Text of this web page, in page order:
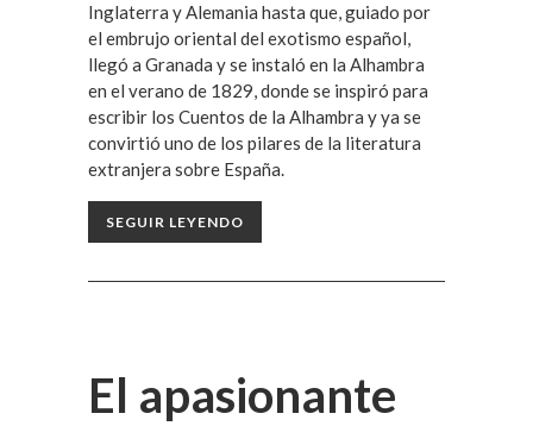
Inglaterra y Alemania hasta que, guiado por
el embrujo oriental del exotismo español,
llegó a Granada y se instaló en la Alhambra
en el verano de 1829, donde se inspiró para
escribir los Cuentos de la Alhambra y ya se
convirtió uno de los pilares de la literatura
extranjera sobre España.
SEGUIR LEYENDO
El apasionante